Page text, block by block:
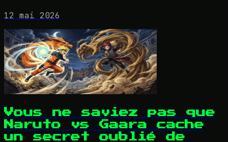
12 mai 2026
Vous ne saviez pas que
Naruto vs Gaara cache
un secret oublié de